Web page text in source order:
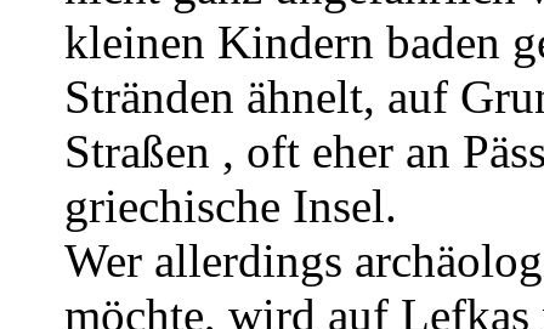
kleinen Kindern baden
Stränden ähnelt, auf
Straßen , oft eher an
griechische Insel.
Wer allerdings
möchte, wird auf